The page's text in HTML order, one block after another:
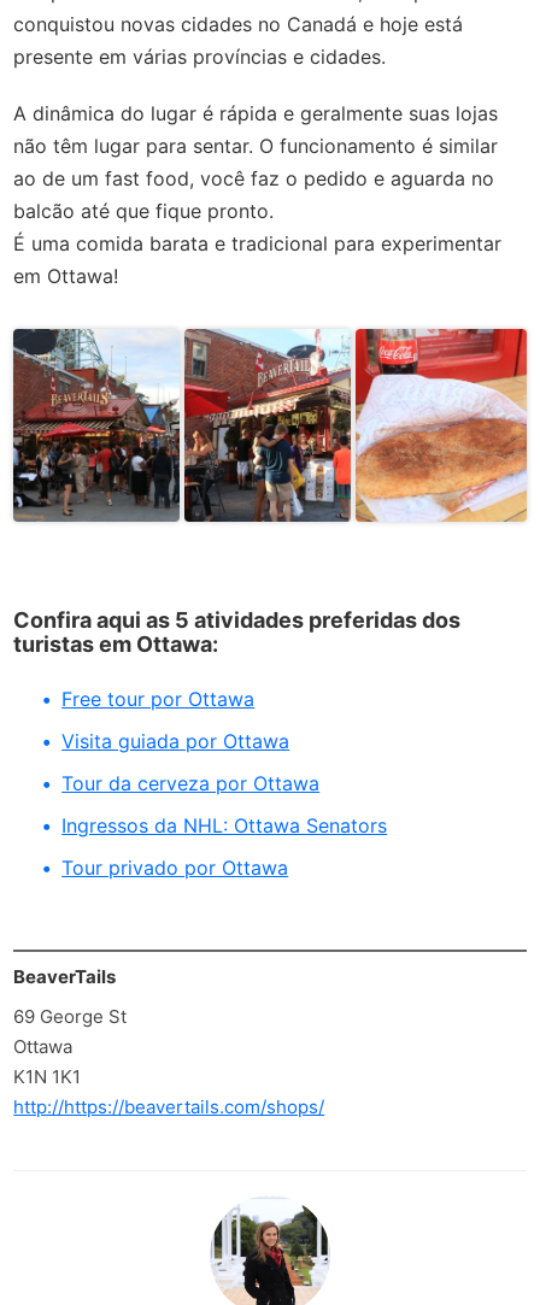
conquistou novas cidades no Canadá e hoje está
presente em várias províncias e cidades.
A dinâmica do lugar é rápida e geralmente suas lojas
não têm lugar para sentar. O funcionamento é similar
ao de um fast food, você faz o pedido e aguarda no
balcão até que fique pronto.
É uma comida barata e tradicional para experimentar
em Ottawa!
Confira aqui as 5 atividades preferidas dos
turistas em Ottawa:
Free tour por Ottawa
Visita guiada por Ottawa
Tour da cerveza por Ottawa
Ingressos da NHL: Ottawa Senators
Tour privado por Ottawa
BeaverTails
69 George St
Ottawa
K1N 1K1
http://https://beavertails.com/shops/